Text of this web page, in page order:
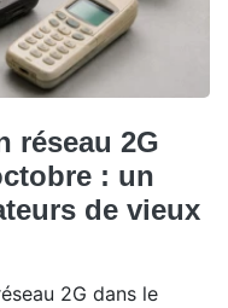
réseau 2G
: un
de vieux
2G dans le